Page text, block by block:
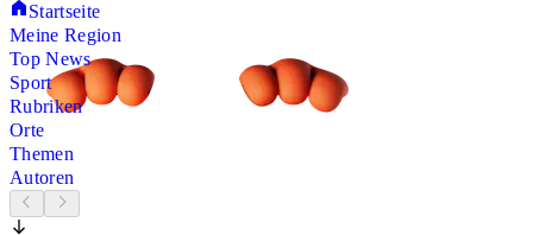
Startseite
Meine Region
Top News
Sport
Rubriken
Orte
Themen
Autoren